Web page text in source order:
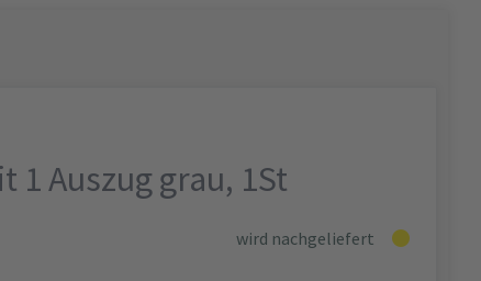
1 Auszug grau, 1St
wird nachgeliefert